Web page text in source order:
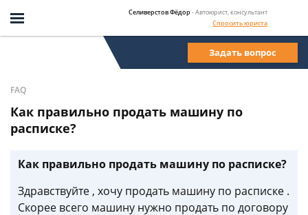
Селиверстов Фёдор- Автоюрист, консультант
Спросить юриста
Задать вопрос
FAQ
Как правильно продать машину по
расписке?
Как правильно продать машину по расписке?
Здравствуйте , хочу продать машину по расписке .
Скорее всего машину нужно продать по договору